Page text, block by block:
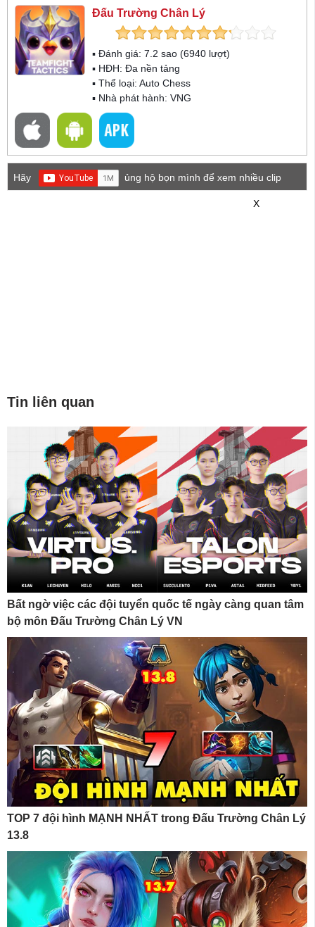
Đấu Trường Chân Lý
▪ Đánh giá: 7.2 sao (6940 lượt)
▪ HĐH: Đa nền tảng
▪ Thể loại: Auto Chess
▪ Nhà phát hành: VNG
Hãy
ủng hộ bọn mình để xem nhiều clip
X
Tin liên quan
Bất ngờ việc các đội tuyển quốc tế ngày càng quan tâm
bộ môn Đấu Trường Chân Lý VN
TOP 7 đội hình MẠNH NHẤT trong Đấu Trường Chân Lý
13.8